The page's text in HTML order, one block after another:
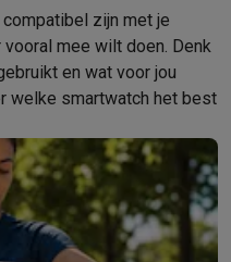
Alle eco promoties
met ecocheques
Koffiemachines
zijn met je
vooral mee wilt doen. Denk
en wat voor jou
welke smartwatch het best